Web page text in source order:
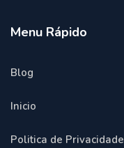
Menu Rápido
Blog
Inicio
Politica de Privacidade